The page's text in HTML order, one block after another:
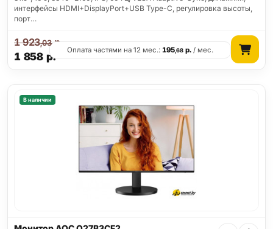
интерфейсы HDMI+DisplayPort+USB Type-C, регулировка высоты,
порт…
1 858 р.
1 923,03р.
Оплата частями на 12 мес.:195,68 р. / мес.
В наличии